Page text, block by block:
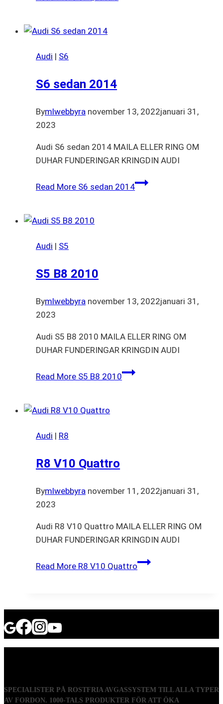
Audi | S6
S6 sedan 2014
Bymlwebbyra november 13, 2022januari 31,
2023
Audi S6 sedan 2014 MAILA ELLER RING OM
DUHAR FUNDERINGAR KRINGDIN AUDI
Read More S6 sedan 2014
Audi | S5
S5 B8 2010
Bymlwebbyra november 13, 2022januari 31,
2023
Audi S5 B8 2010 MAILA ELLER RING OM
DUHAR FUNDERINGAR KRINGDIN AUDI
Read More S5 B8 2010
Audi | R8
R8 V10 Quattro
Bymlwebbyra november 11, 2022januari 31,
2023
Audi R8 V10 Quattro MAILA ELLER RING OM
DUHAR FUNDERINGAR KRINGDIN AUDI
Read More R8 V10 Quattro
SPECIALISTER PÅ ROSTFRIA AVGASSYSTEM TILL ALLA TYPER
AV FORDON. 1000-TALS PRODUKTER FÖR ATT ÖKA